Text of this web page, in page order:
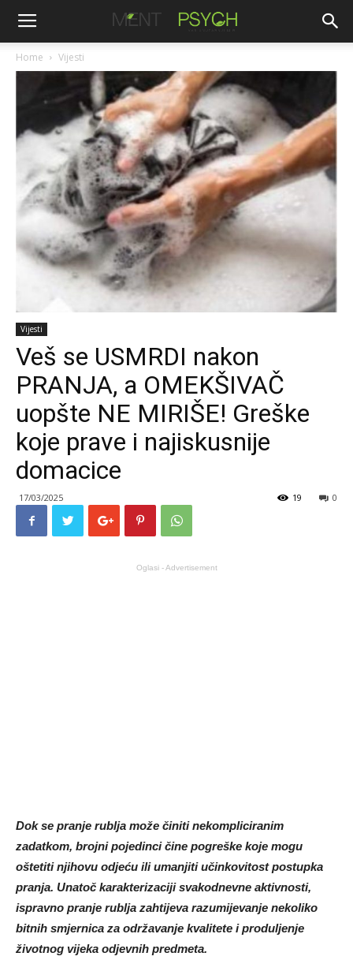
Home Vijesti
Vijesti
Veš se USMRDI nakon
PRANJA, a OMEKŠIVAČ
uopšte NE MIRIŠE! Greške
koje prave i najiskusnije
domacice
17/03/2025 0
19
Oglasi - Advertisement
Dok se pranje rublja može činiti nekompliciranim
zadatkom, brojni pojedinci čine pogreške koje mogu
oštetiti njihovu odjeću ili umanjiti učinkovitost postupka
pranja. Unatoč karakterizaciji svakodnevne aktivnosti,
ispravno pranje rublja zahtijeva razumijevanje nekoliko
bitnih smjernica za održavanje kvalitete i produljenje
životnog vijeka odjevnih predmeta.